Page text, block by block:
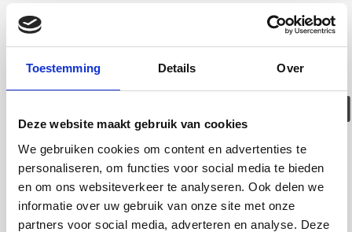
Toestemming Details Over
Deze website maakt gebruik van cookies
We gebruiken cookies om content en advertenties te
personaliseren, om functies voor social media te bieden
en om ons websiteverkeer te analyseren. Ook delen we
informatie over uw gebruik van onze site met onze
partners voor social media, adverteren en analyse. Deze
Deze woning is
helaas
verhuurd/verwijderd
Pagina niet gevonden
Terug naar woningoverzicht